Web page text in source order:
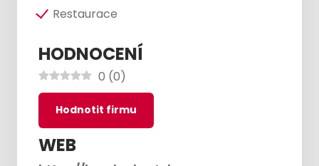
Restaurace
HODNOCENÍ
0 (0)
Hodnotit firmu
WEB